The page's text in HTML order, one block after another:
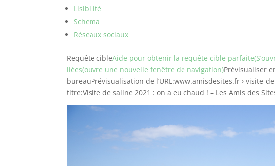
Lisibilité
Schema
Réseaux sociaux
Requête cibleAide pour obtenir la requête cible
liées(ouvre une nouvelle fenêtre de navigation)Prévisualiser
bureauPrévisualisation de l’URL:www.amisdesites.fr › visite-
titre:Visite de saline 2021 : on a eu chaud ! – Les Amis des